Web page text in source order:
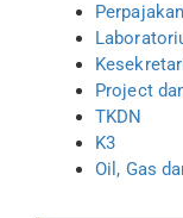
Perpajakan
Project
TKDN
K3
Oil, Gas